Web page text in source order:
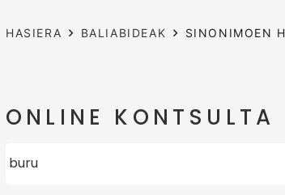
HASIERA BALIABIDEAK SINONIMOEN
ONLINE KONTSULTA